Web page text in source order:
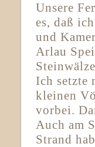
Unsere
es, daß
und
Arlau
Ich setzte
kleinen
vorbei.
Auch am
Strand